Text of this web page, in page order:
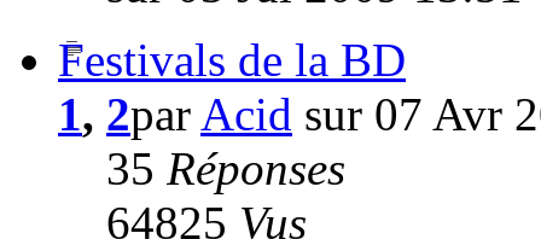
Festivals de la BD
1, 2par Acid sur 07 Avr
35 Réponses
64825 Vus